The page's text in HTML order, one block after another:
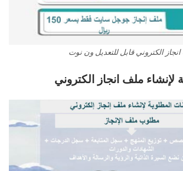
الكتروني قابل للتعديل ون نوت
لإنشاء ملف انجاز الكتروني